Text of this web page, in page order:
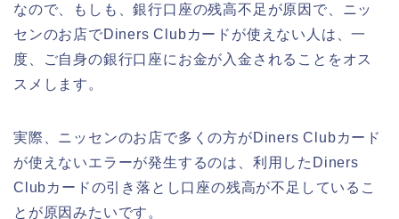
なので、もしも、銀行口座の残高不足が原因で、ニッ
センのお店でDiners Clubカードが使えない人は、一
度、ご自身の銀行口座にお金が入金されることをオス
スメします。
実際、ニッセンのお店で多くの方がDiners Clubカード
が使えないエラーが発生するのは、利用したDiners
Clubカードの引き落とし口座の残高が不足しているこ
とが原因みたいです。